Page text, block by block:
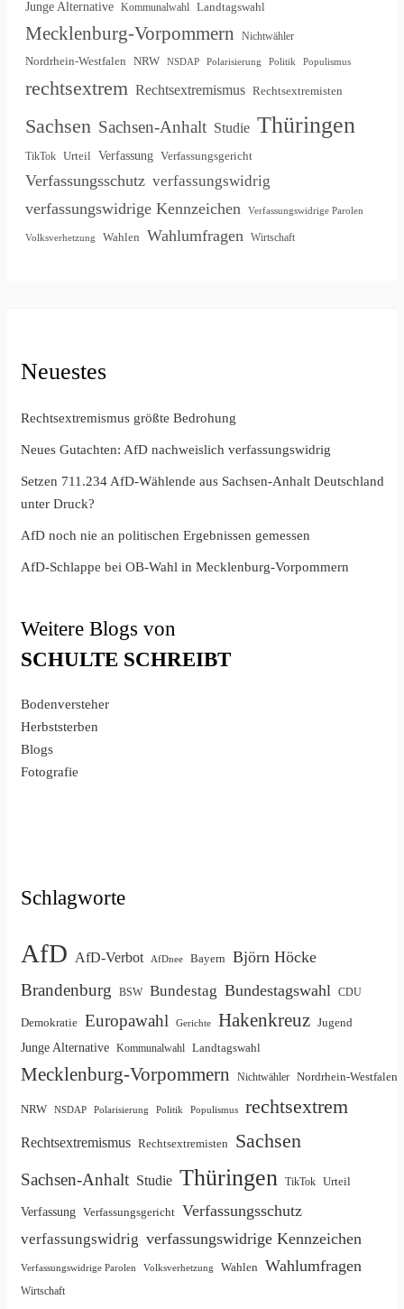
Junge Alternative Kommunalwahl Landtagswahl
Mecklenburg-Vorpommern Nichtwähler
Nordrhein-Westfalen NRW NSDAP Polarisierung Politik Populismus
rechtsextrem Rechtsextremismus Rechtsextremisten
Sachsen Sachsen-Anhalt Studie Thüringen
TikTok Urteil Verfassung Verfassungsgericht
Verfassungsschutz verfassungswidrig
verfassungswidrige Kennzeichen Verfassungswidrige Parolen
Volksverhetzung Wahlen Wahlumfragen Wirtschaft
Neuestes
Rechtsextremismus größte Bedrohung
Neues Gutachten: AfD nachweislich verfassungswidrig
Setzen 711.234 AfD-Wählende aus Sachsen-Anhalt Deutschland
unter Druck?
AfD noch nie an politischen Ergebnissen gemessen
AfD-Schlappe bei OB-Wahl in Mecklenburg-Vorpommern
Weitere Blogs von
SCHULTE SCHREIBT
Bodenversteher
Herbststerben
Blogs
Fotografie
Schlagworte
AfD AfD-Verbot AfDnee Bayern Björn Höcke
Brandenburg BSW Bundestag Bundestagswahl CDU
Demokratie Europawahl Gerichte Hakenkreuz Jugend
Junge Alternative Kommunalwahl Landtagswahl
Mecklenburg-Vorpommern Nichtwähler Nordrhein-Westfalen
NRW NSDAP Polarisierung Politik Populismus rechtsextrem
Rechtsextremismus Rechtsextremisten Sachsen
Sachsen-Anhalt Studie Thüringen TikTok Urteil
Verfassung Verfassungsgericht Verfassungsschutz
verfassungswidrig verfassungswidrige Kennzeichen
Verfassungswidrige Parolen Volksverhetzung Wahlen Wahlumfragen
Wirtschaft